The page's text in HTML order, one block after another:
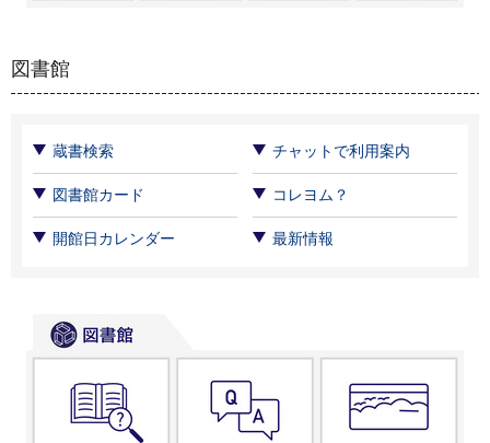
図書館
蔵書検索 チャットで利用案内
図書館カード コレヨム？
開館日カレンダー 最新情報